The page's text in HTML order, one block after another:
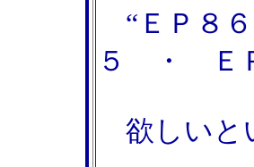
“ＥＰ８
５ ・ Ｅ
欲しいと